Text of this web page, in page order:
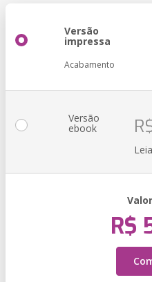
Versão
impressa
Acabamento
Versão
ebook
R$